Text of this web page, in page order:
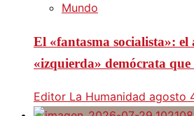
Mundo
El «fantasma socialista»: el
«izquierda» demócrata
Editor La Humanidad agosto